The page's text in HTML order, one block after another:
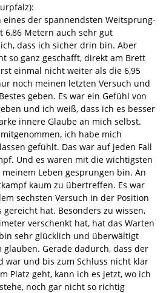
eines der spannendsten Weitsprung-
6,86 Metern auch sehr gut
dass ich sicher drin bin. Aber
so ganz geschafft, direkt am Brett
einmal nicht weiter als die 6,95
noch meinen letzten Versuch und
geben. Es war ein Gefühl von
und ich weiß, dass ich es besser
innere Glaube an mich selbst.
ich habe mich
gefühlt. Das war auf jeden Fall
Und es waren mit die wichtigsten
Leben gesprungen bin. An
kaum zu übertreffen. Es war
sechsten Versuch in der Position
hat. Besonders zu wissen,
verschenkt hat, hat das Warten
sehr glücklich und überwältigt
glauben. Gerade dadurch, dass der
war und bis zum Schluss nicht klar
Platz geht, kann ich es jetzt, wo ich
noch gar nicht so richtig